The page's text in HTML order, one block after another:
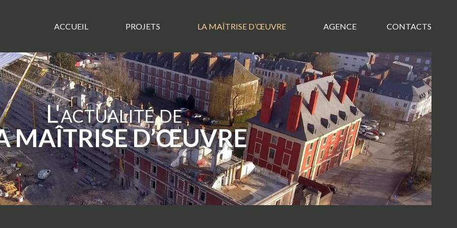
ACCUEIL PROJETS LA MAÎTRISE D’ŒUVRE AGENCE CONTACTS
L'actualité de
MAÎTRISE D’ŒUVRE